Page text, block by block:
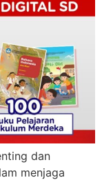
dan
menjaga